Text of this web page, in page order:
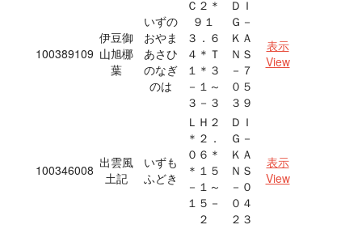
100389109
伊豆御
山旭梛
葉
いずの
おやま
あさひ
のなぎ
のは
Ｃ２＊
９１
３．６
４＊Ｔ
１＊３
－１～
３－３
ＤＩ
Ｇ－
ＫＡ
ＮＳ
－７
０５
３９
表示
View
100346008 出雲風
土記
いずも
ふどき
ＬＨ２
＊２．
０６＊
＊１５
－１～
１５－
２
ＤＩ
Ｇ－
ＫＡ
ＮＳ
－０
０４
２３
表示
View